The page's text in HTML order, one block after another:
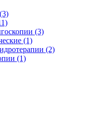
(3)
(3)
(1)
(2)
(1)